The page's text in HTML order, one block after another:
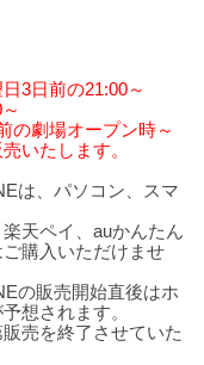
3日前の21:00～
の劇場オープン時～
いたします。
は、パソコン、スマ
天ペイ、auかんたん
購入いただけませ
の販売開始直後はホ
想されます。
売を終了させていた